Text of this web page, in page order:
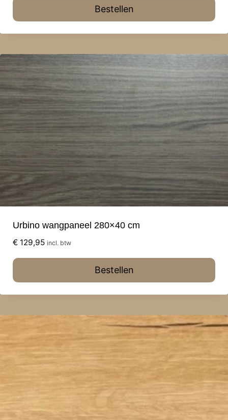
Bestellen
Urbino wangpaneel 280×40 cm
€ 129,95 incl. btw
Bestellen